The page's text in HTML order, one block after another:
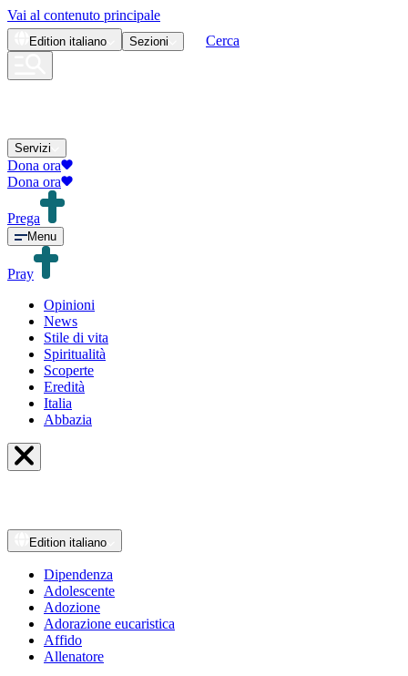
Vai al contenuto principale
Edition italiano Sezioni Cerca
Servizi
Dona ora
Dona ora
Prega
Menu
Pray
Opinioni
News
Stile di vita
Spiritualità
Scoperte
Eredità
Italia
Abbazia
Edition italiano
Dipendenza
Adolescente
Adozione
Adorazione eucaristica
Affido
Allenatore